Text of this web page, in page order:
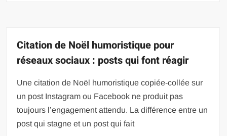
Citation de Noël humoristique pour
réseaux sociaux : posts qui font réagir
Une citation de Noël humoristique copiée-collée sur
un post Instagram ou Facebook ne produit pas
toujours l’engagement attendu. La différence entre un
post qui stagne et un post qui fait